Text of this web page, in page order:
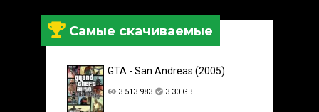
Самые скачиваемые
GTA - San Andreas (2005)
3 513 983 3.30 GB